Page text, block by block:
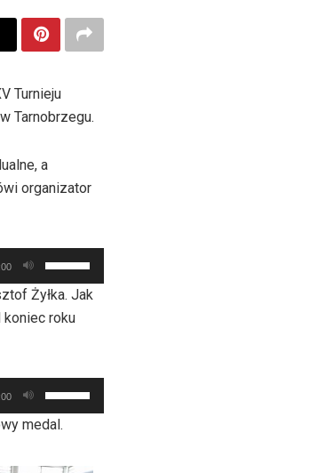
Turnieju
Tarnobrzegu.
a
organizator
strzałek
do
góry
dołu
aby
lub
Żyłka. Jak
roku
strzałek
do
medal.